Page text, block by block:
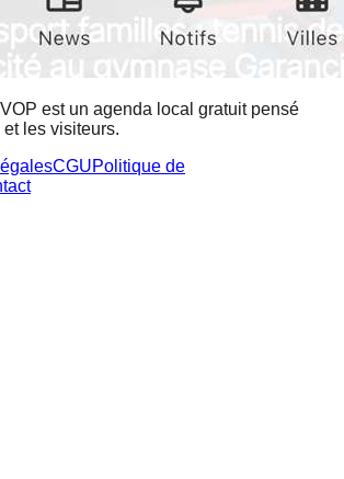
est un agenda local gratuit pensé
les visiteurs.
CGUPolitique de